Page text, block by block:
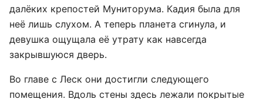
далёких крепостей Муниторума. Кадия была для
неё лишь слухом. А теперь планета сгинула, и
девушка ощущала её утрату как навсегда
закрывшуюся дверь.
Во главе с Леск они достигли следующего
помещения. Вдоль стены здесь лежали покрытые